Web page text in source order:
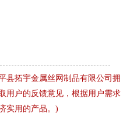
平县拓宇金属丝网制品有限公司拥
用户的反馈意见，根据用户需求
实用的产品。)